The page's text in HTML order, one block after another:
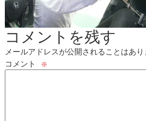
コメントを残す
メールアドレスが公開されることはあり
コメント
※